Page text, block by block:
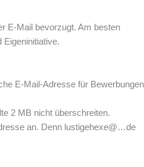
E-Mail bevorzugt. Am besten
Eigeninitiative.
E-Mail-Adresse für Bewerbungen
2 MB nicht überschreiten.
an. Denn lustigehexe@…de